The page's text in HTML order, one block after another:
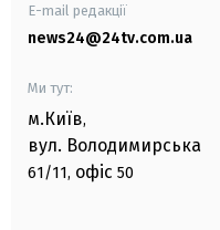
E-mail редакції
news24@24tv.com.ua
Ми тут:
м.Київ,
вул. Володимирська
61/11, офіс 50